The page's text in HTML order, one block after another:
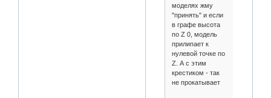
моделях жму
"принять" и если
в графе высота
по Z 0, модель
прилипает к
нулевой точке по
Z. А с этим
крестиком - так
не прокатывает